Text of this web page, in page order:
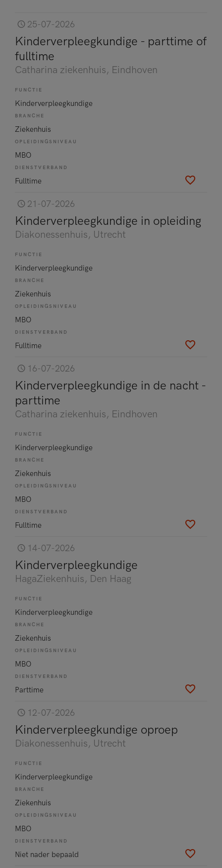
25-07-2026
Kinderverpleegkundige - parttime of
fulltime
Catharina ziekenhuis, Eindhoven
FUNCTIE
Kinderverpleegkundige
BRANCHE
Ziekenhuis
OPLEIDINGSNIVEAU
MBO
DIENSTVERBAND
Fulltime
21-07-2026
Kinderverpleegkundige in opleiding
Diakonessenhuis, Utrecht
FUNCTIE
Kinderverpleegkundige
BRANCHE
Ziekenhuis
OPLEIDINGSNIVEAU
MBO
DIENSTVERBAND
Fulltime
16-07-2026
Kinderverpleegkundige in de nacht -
parttime
Catharina ziekenhuis, Eindhoven
FUNCTIE
Kinderverpleegkundige
BRANCHE
Ziekenhuis
OPLEIDINGSNIVEAU
MBO
DIENSTVERBAND
Fulltime
14-07-2026
Kinderverpleegkundige
HagaZiekenhuis, Den Haag
FUNCTIE
Kinderverpleegkundige
BRANCHE
Ziekenhuis
OPLEIDINGSNIVEAU
MBO
DIENSTVERBAND
Parttime
12-07-2026
Kinderverpleegkundige oproep
Diakonessenhuis, Utrecht
FUNCTIE
Kinderverpleegkundige
BRANCHE
Ziekenhuis
OPLEIDINGSNIVEAU
MBO
DIENSTVERBAND
Niet nader bepaald